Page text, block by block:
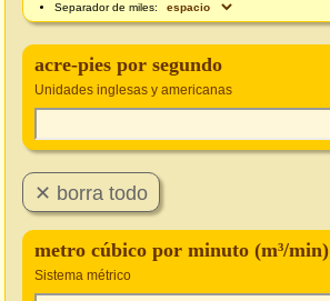
Separador de miles:
acre-pies por segundo
Unidades inglesas y americanas
metro cúbico por minuto (m³/min)
Sistema métrico